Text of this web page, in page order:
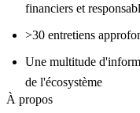
financiers et
>30 entretiens
Une multitude
de l'écosystème
À propos